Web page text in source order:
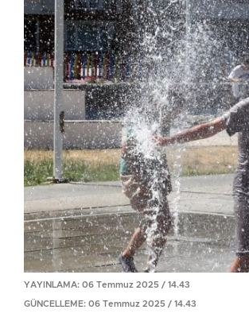
YAYINLAMA: 06 Temmuz 2025 / 14.43
GÜNCELLEME: 06 Temmuz 2025 / 14.43